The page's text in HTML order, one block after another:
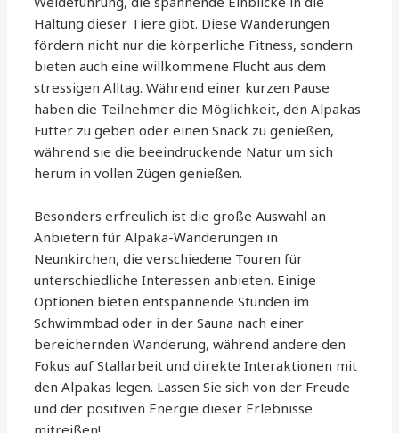
Haltung dieser Tiere gibt. Diese Wanderungen
fördern nicht nur die körperliche Fitness, sondern
bieten auch eine willkommene Flucht aus dem
stressigen Alltag. Während einer kurzen Pause
haben die Teilnehmer die Möglichkeit, den Alpakas
Futter zu geben oder einen Snack zu genießen,
während sie die beeindruckende Natur um sich
herum in vollen Zügen genießen.
Besonders erfreulich ist die große Auswahl an
Anbietern für Alpaka-Wanderungen in
Neunkirchen, die verschiedene Touren für
unterschiedliche Interessen anbieten. Einige
Optionen bieten entspannende Stunden im
Schwimmbad oder in der Sauna nach einer
bereichernden Wanderung, während andere den
Fokus auf Stallarbeit und direkte Interaktionen mit
den Alpakas legen. Lassen Sie sich von der Freude
und der positiven Energie dieser Erlebnisse